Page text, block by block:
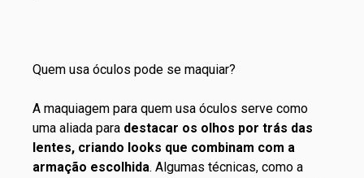
Quem usa óculos pode se maquiar?
A maquiagem para quem usa óculos serve como
uma aliada para destacar os olhos por trás das
lentes, criando looks que combinam com a
armação escolhida. Algumas técnicas, como a